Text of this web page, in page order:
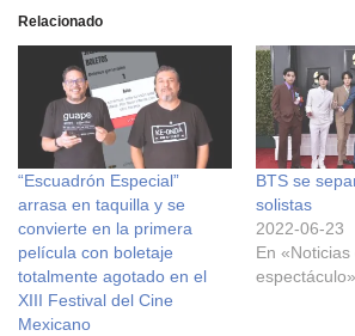
Relacionado
“Escuadrón Especial”
arrasa en taquilla y se
convierte en la primera
película con boletaje
totalmente agotado en el
XIII Festival del Cine
Mexicano
BTS se
solistas
2022-06-23
En «Noticias
espectáculo»